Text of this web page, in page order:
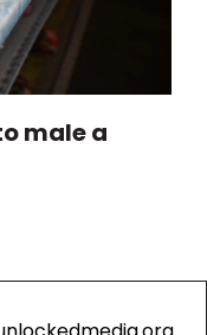
male a